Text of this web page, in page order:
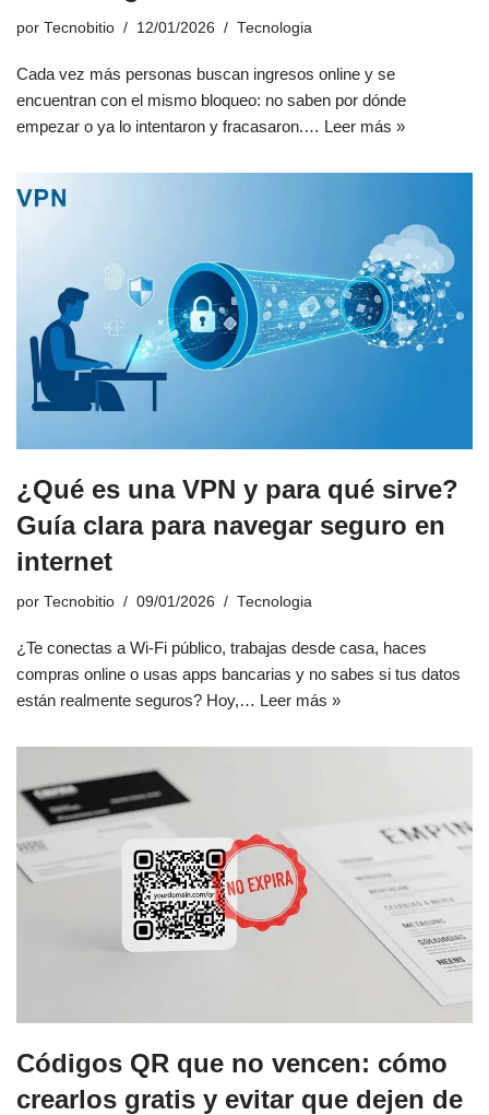
por Tecnobitio 12/01/2026 Tecnologia
Cada vez más personas buscan ingresos online y se
encuentran con el mismo bloqueo: no saben por dónde
empezar o ya lo intentaron y fracasaron.… Leer más »
¿Qué es una VPN y para qué sirve?
Guía clara para navegar seguro en
internet
por Tecnobitio 09/01/2026 Tecnologia
¿Te conectas a Wi-Fi público, trabajas desde casa, haces
compras online o usas apps bancarias y no sabes si tus datos
están realmente seguros? Hoy,… Leer más »
Códigos QR que no vencen: cómo
crearlos gratis y evitar que dejen de